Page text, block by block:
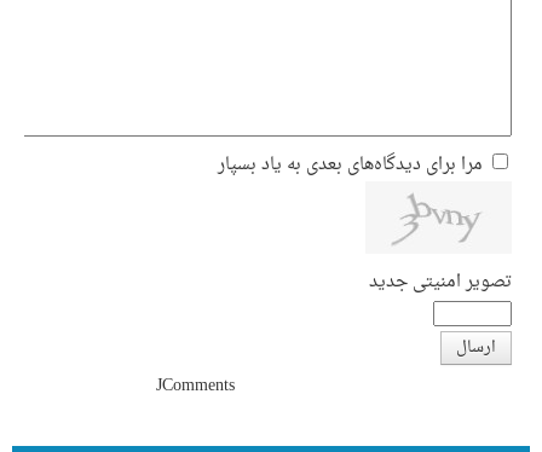
مرا برای دیدگاه‌های بعدی به یاد بسپار
تصویر امنیتی جدید
ارسال
JComments